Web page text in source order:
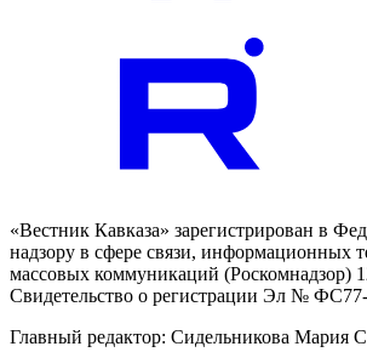
«Вестник Кавказа» зарегистрирован в
надзору в сфере связи, информационных
массовых коммуникаций (Роскомнадзор)
Свидетельство о регистрации Эл №
Главный редактор: Сидельникова Мария